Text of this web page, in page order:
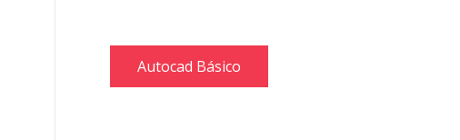
Autocad Básico